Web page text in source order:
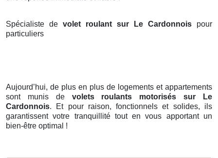
Spécialiste de volet roulant sur Le Cardonnois pour
particuliers
Aujourd’hui, de plus en plus de logements et appartements
sont munis de volets roulants motorisés
sur Le
Cardonnois. Et pour raison, fonctionnels et solides, ils
garantissent votre tranquillité tout en vous apportant un
bien-être optimal !